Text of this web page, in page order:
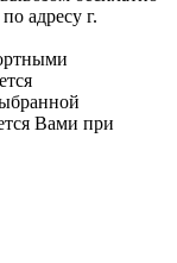
адресу г.
Вами при